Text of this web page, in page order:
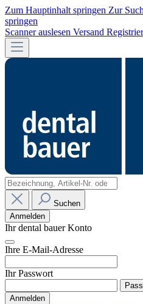
Zum Hauptinhalt springen Zur
springen
Scanner auslesen Versand
Suchen
Anmelden
Ihr dental bauer Konto
Ihre E-Mail-Adresse
Ihr Passwort
Anmelden